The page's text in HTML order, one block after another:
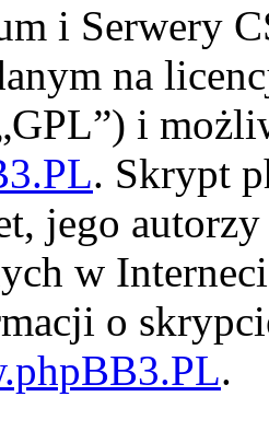
i Serwery
na
i
. Skrypt
jego
w
o
.